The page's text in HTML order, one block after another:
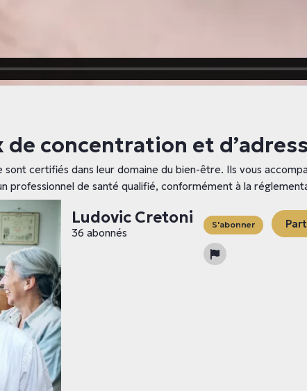
concentration et
certifiés dans leur domaine du bien-être. Ils vous
professionnel de santé qualifié, conformément à la
Ludovic Cretoni
36 abonnés
S'abonner